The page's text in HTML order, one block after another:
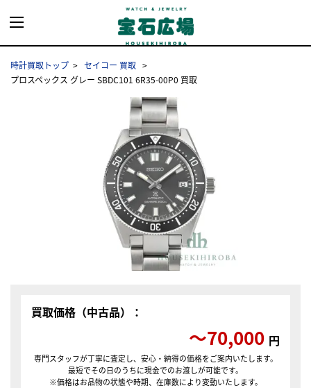
時計買取トップ
セイコー 買取
プロスペックス グレー SBDC101 6R35-00P0 買取
買取価格（中古品）：
〜70,000 円
専門スタッフが丁寧に査定し、安心・納得の価格をご案内いたします。
最短でその日のうちに現金でのお渡しが可能です。
※価格はお品物の状態や時期、在庫数により変動いたします。